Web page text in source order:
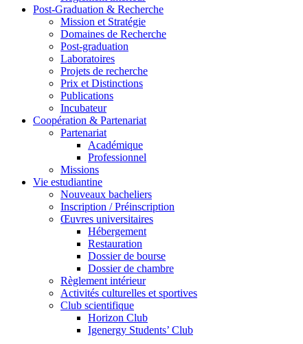
Post-Graduation & Recherche
Mission et Stratégie
Domaines de Recherche
Post-graduation
Laboratoires
Projets de recherche
Prix et Distinctions
Publications
Incubateur
Coopération & Partenariat
Partenariat
Académique
Professionnel
Missions
Vie estudiantine
Nouveaux bacheliers
Inscription / Préinscription
Œuvres universitaires
Hébergement
Restauration
Dossier de bourse
Dossier de chambre
Règlement intérieur
Activités culturelles et sportives
Club scientifique
Horizon Club
Igenergy Students’ Club